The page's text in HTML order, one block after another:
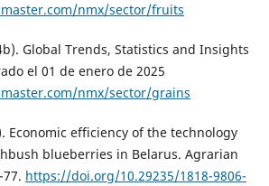
nmx/sector/fruits
Global Trends, Statistics and Insights
el 01 de enero de 2025
nmx/sector/grains
Economic efficiency of the technology
blueberries in Belarus. Agrarian
https://doi.org/10.29235/1818-9806-